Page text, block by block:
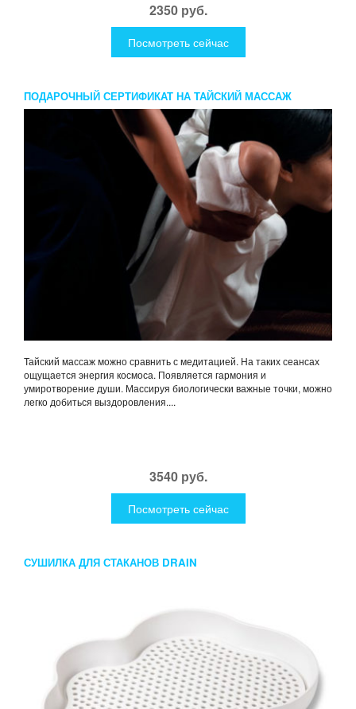
2350 руб.
Посмотреть сейчас
ПОДАРОЧНЫЙ СЕРТИФИКАТ НА ТАЙСКИЙ МАССАЖ
Тайский массаж можно сравнить с медитацией. На таких сеансах
ощущается энергия космоса. Появляется гармония и
умиротворение души. Массируя биологически важные точки, можно
легко добиться выздоровления....
3540 руб.
Посмотреть сейчас
СУШИЛКА ДЛЯ СТАКАНОВ DRAIN